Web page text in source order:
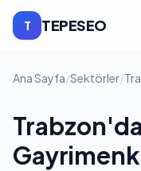
T TEPESEO
Ana Sayfa/Sektörler/